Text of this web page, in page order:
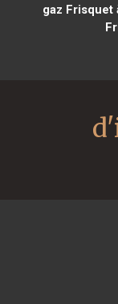
gaz Frisquet